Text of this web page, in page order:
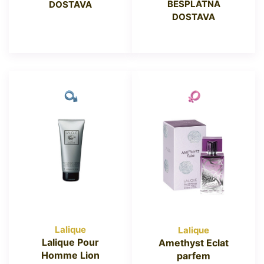
DOSTAVA
BESPLATNA
DOSTAVA
Lalique
Lalique Pour
Homme Lion
Lalique
Amethyst Eclat
parfem